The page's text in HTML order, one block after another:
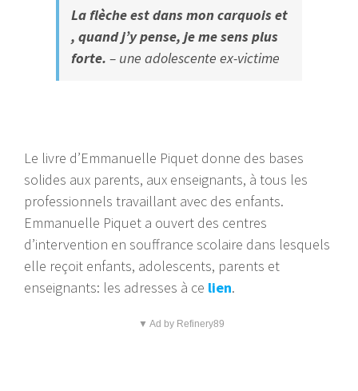
La flèche est dans mon carquois et
, quand j’y pense, je me sens plus
forte. – une adolescente ex-victime
Le livre d’Emmanuelle Piquet donne des bases
solides aux parents, aux enseignants, à tous les
professionnels travaillant avec des enfants.
Emmanuelle Piquet a ouvert des centres
d’intervention en souffrance scolaire dans lesquels
elle reçoit enfants, adolescents, parents et
enseignants: les adresses à ce lien.
▼ Ad by Refinery89